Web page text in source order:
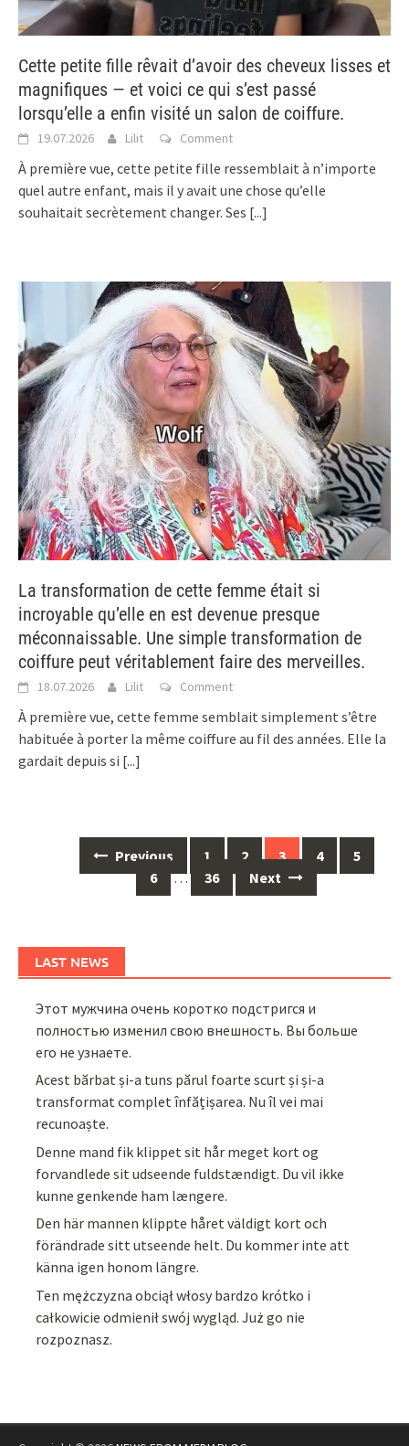
Cette petite fille rêvait d’avoir des cheveux lisses et
magnifiques — et voici ce qui s’est passé
lorsqu’elle a enfin visité un salon de coiffure.
19.07.2026 Lilit Comment
À première vue, cette petite fille ressemblait à n’importe
quel autre enfant, mais il y avait une chose qu’elle
souhaitait secrètement changer. Ses [...]
La transformation de cette femme était si
incroyable qu’elle en est devenue presque
méconnaissable. Une simple transformation de
coiffure peut véritablement faire des merveilles.
18.07.2026 Lilit Comment
À première vue, cette femme semblait simplement s’être
habituée à porter la même coiffure au fil des années. Elle la
gardait depuis si [...]
navigation
Previous 1 2 3 4
5
6
… 36 Next
LAST NEWS
Этот мужчина очень коротко подстригся и
полностью изменил свою внешность. Вы больше
его не узнаете.
Acest bărbat și-a tuns părul foarte scurt și și-a
transformat complet înfățișarea. Nu îl vei mai
recunoaște.
Denne mand fik klippet sit hår meget kort og
forvandlede sit udseende fuldstændigt. Du vil ikke
kunne genkende ham længere.
Den här mannen klippte håret väldigt kort och
förändrade sitt utseende helt. Du kommer inte att
känna igen honom längre.
Ten mężczyzna obciął włosy bardzo krótko i
całkowicie odmienił swój wygląd. Już go nie
rozpoznasz.